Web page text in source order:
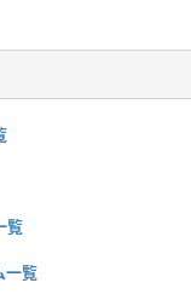
覧
一覧